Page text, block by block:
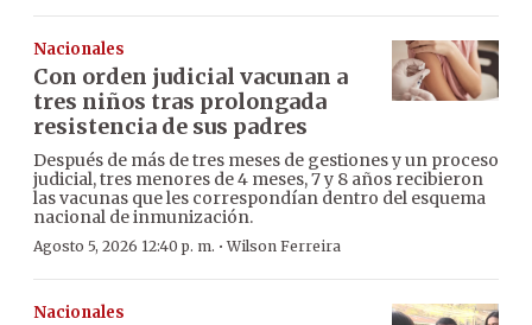
Nacionales
Con orden judicial vacunan a
tres niños tras prolongada
resistencia de sus padres
Después de más de tres meses de gestiones y un proceso
judicial, tres menores de 4 meses, 7 y 8 años recibieron
las vacunas que les correspondían dentro del esquema
nacional de inmunización.
Agosto 5, 2026 12:40 p. m. ·Wilson Ferreira
Nacionales